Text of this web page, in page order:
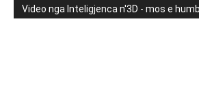
Video nga Inteligjenca n'3D - mos e